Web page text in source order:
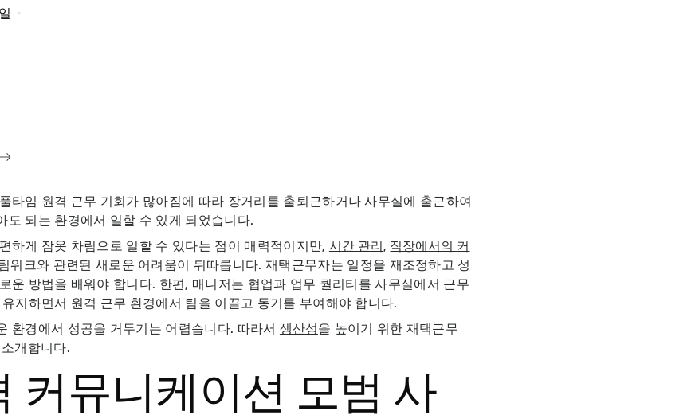
타임 원격 근무 기회가 많아짐에 따라 장거리를 출퇴근하거나 사무실에 출근하여
도 되는 환경에서 일할 수 있게 되었습니다.
하게 잠옷 차림으로 일할 수 있다는 점이 매력적이지만, 시간 관리, 직장에서의 커
워크와 관련된 새로운 어려움이 뒤따릅니다. 재택근무자는 일정을 재조정하고 성
운 방법을 배워야 합니다. 한편, 매니저는 협업과 업무 퀄리티를 사무실에서 근무
지하면서 원격 근무 환경에서 팀을 이끌고 동기를 부여해야 합니다.
환경에서 성공을 거두기는 어렵습니다. 따라서 생산성을 높이기 위한 재택근무
개합니다.
커뮤니케이션 모범 사